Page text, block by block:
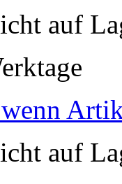
auf
auf